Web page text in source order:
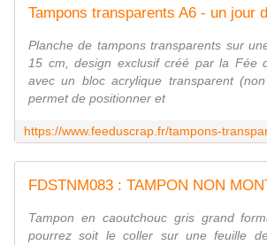
Planche de tampons transparents sur
15 cm, design exclusif créé par la Fée
avec un bloc acrylique transparent
permet de positionner et
Tampon en caoutchouc gris grand
pourrez soit le coller sur une feuille